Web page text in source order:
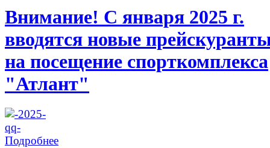
Внимание! С января 2025 г.
вводятся новые
на посещение спорткомплекса
"Атлант"
Подробнее